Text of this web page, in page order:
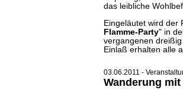
das leibliche
Eingeläutet wird der
Flamme-Party" in
vergangenen
Einlaß erhalten alle
03.06.2011 -
Wanderung